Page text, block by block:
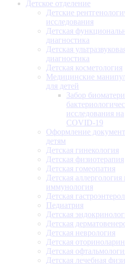
Детское отделение
Детские
исследования
Детская
диагностика
Детская
диагностика
Детская косметология
Медицинские
для детей
Забор
исследования на
COVID-19
Оформление
детям
Детская гинекология
Детская физиотерапия
Детская гомеопатия
Детская аллергология
иммунология
Детская
Педиатрия
Детская
Детская
Детская неврология
Детская
Детская
Детская лечебная